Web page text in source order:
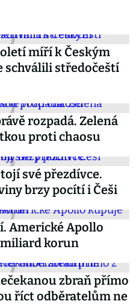
míří k Českým
schválili středočeští
rozpadá. Zelená
proti chaosu
své přezdívce.
brzy pocítí i Češi
Americké Apollo
miliard korun
zbraň přímo
říct odběratelům ne